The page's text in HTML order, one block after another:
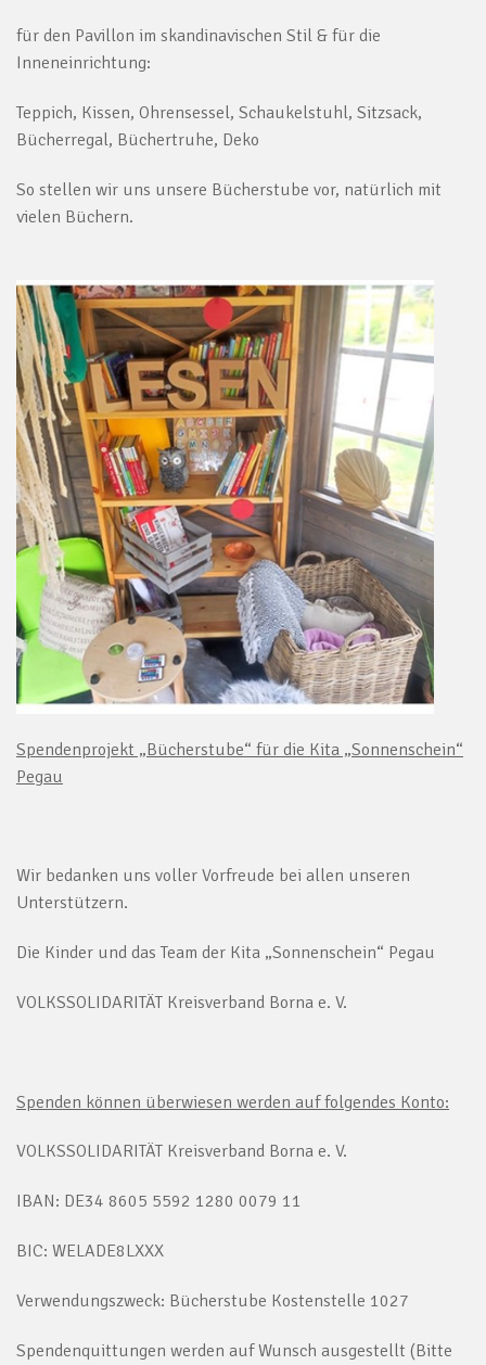
für den Pavillon im skandinavischen Stil & für die
Inneneinrichtung:
Teppich, Kissen, Ohrensessel, Schaukelstuhl, Sitzsack,
Bücherregal, Büchertruhe, Deko
So stellen wir uns unsere Bücherstube vor, natürlich mit
vielen Büchern.
Spendenprojekt „Bücherstube“ für die Kita „Sonnenschein“
Pegau
Wir bedanken uns voller Vorfreude bei allen unseren
Unterstützern.
Die Kinder und das Team der Kita „Sonnenschein“ Pegau
VOLKSSOLIDARITÄT Kreisverband Borna e. V.
Spenden können überwiesen werden auf folgendes Konto:
VOLKSSOLIDARITÄT Kreisverband Borna e. V.
IBAN: DE34 8605 5592 1280 0079 11
BIC: WELADE8LXXX
Verwendungszweck: Bücherstube Kostenstelle 1027
Spendenquittungen werden auf Wunsch ausgestellt (Bitte